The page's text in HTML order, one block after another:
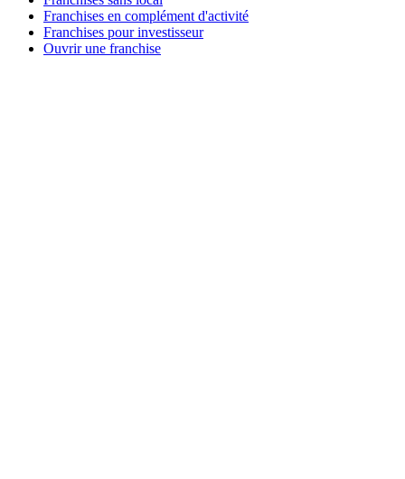
Franchises en complément d'activité
Franchises pour investisseur
Ouvrir une franchise